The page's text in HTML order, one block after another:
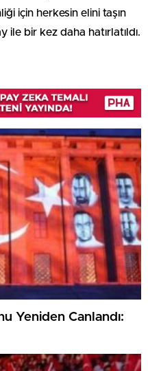
için herkesin elini taşın
ile bir kez daha hatırlatıldı.
Yeniden Canlandı: